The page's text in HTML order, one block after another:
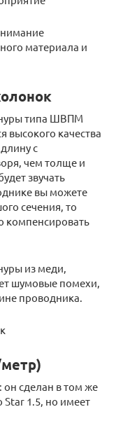
материала и
типа ШВПМ
высокого качества
с
чем толще и
звучать
вы можете
сечения, то
компенсировать
из меди,
шумовые помехи,
проводника.
сделан в том же
Star 1.5, но имеет